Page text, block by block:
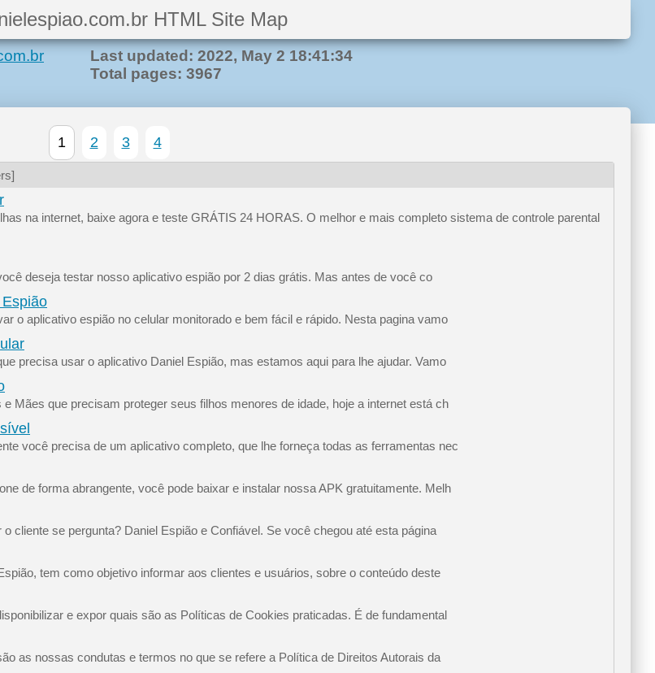
HTML Site Map
Last updated: 2022, May 2 18:41:34
Total pages: 3967
1 2 3
4
na internet, baixe agora e teste GRÁTIS 24 HORAS. O melhor e mais completo sistema de controle parental
deseja testar nosso aplicativo espião por 2 dias grátis. Mas antes de você co
o aplicativo espião no celular monitorado e bem fácil e rápido. Nesta pagina vamo
precisa usar o aplicativo Daniel Espião, mas estamos aqui para lhe ajudar. Vamo
Mães que precisam proteger seus filhos menores de idade, hoje a internet está ch
você precisa de um aplicativo completo, que lhe forneça todas as ferramentas nec
de forma abrangente, você pode baixar e instalar nossa APK gratuitamente. Melh
cliente se pergunta? Daniel Espião e Confiável. Se você chegou até esta página
tem como objetivo informar aos clientes e usuários, sobre o conteúdo deste
e expor quais são as Políticas de Cookies praticadas. É de fundamental
as nossas condutas e termos no que se refere a Política de Direitos Autorais da